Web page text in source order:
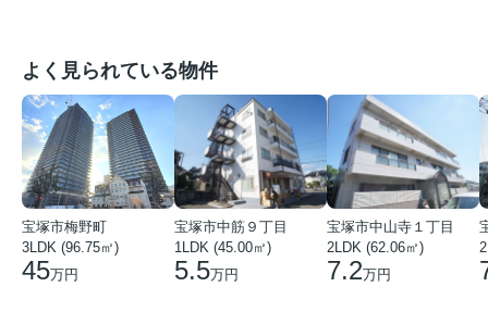
よく見られている物件
宝塚市梅野町
3LDK (96.75㎡)
45万円
宝塚市中筋９丁目
1LDK (45.00㎡)
5.5万円
宝塚市中山寺１丁目
2LDK (62.06㎡)
7.2万円